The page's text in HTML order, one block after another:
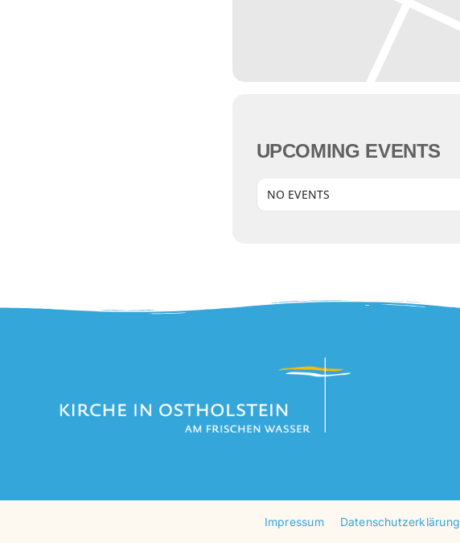
UPCOMING EVENTS
NO EVENTS
Impressum Datenschutzerklärung